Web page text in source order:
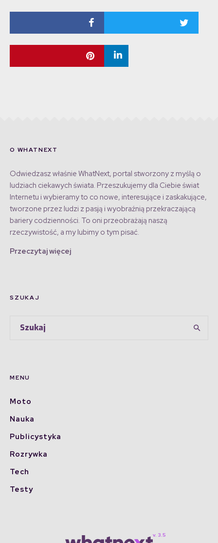
O WHATNEXT
Odwiedzasz właśnie WhatNext, portal stworzony z myślą o
ludziach ciekawych świata. Przeszukujemy dla Ciebie świat
Internetu i wybieramy to co nowe, interesujące i zaskakujące,
tworzone przez ludzi z pasją i wyobraźnią przekraczającą
bariery codzienności. To oni przeobrażają naszą
rzeczywistość, a my lubimy o tym pisać.
Przeczytaj więcej
SZUKAJ
MENU
Moto
Nauka
Publicystyka
Rozrywka
Tech
Testy